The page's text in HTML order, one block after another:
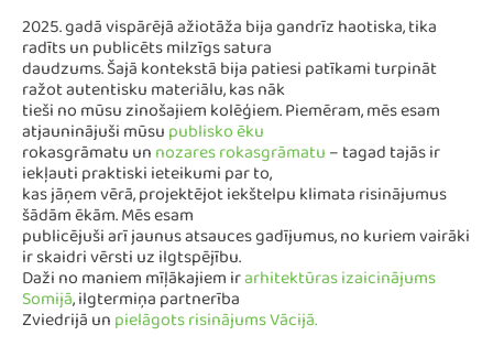
2025. gadā vispārējā ažiotāža bija gandrīz haotiska, tika
radīts un publicēts milzīgs satura
daudzums. Šajā kontekstā bija patiesi patīkami turpināt
ražot autentisku materiālu, kas nāk
tieši no mūsu zinošajiem kolēģiem. Piemēram, mēs esam
atjauninājuši mūsupublisko ēku
rokasgrāmatu unnozares rokasgrāmatu– tagad tajās ir
iekļauti praktiski ieteikumi par to,
kas jāņem vērā, projektējot iekštelpu klimata risinājumus
šādām ēkām. Mēs esam
publicējuši arī jaunus atsauces gadījumus, no kuriem vairāki
ir skaidri vērsti uz ilgtspējību.
Daži no maniem mīļākajiem irarhitektūras izaicinājums
Somijā, ilgtermiņa partnerība
Zviedrijā unpielāgots risinājums Vācijā.